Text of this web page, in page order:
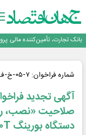
برگزاری آیین نکوداشت
منطقه‌ای
بانک تجارت، تأمین‌کننده مالی پروژه
برنده این رقابت داستان‌نویسی،
برگزاری آیین نکوداشت
منطقه‌ای
شماره فراخوان: ۷-۰۵-خ-ف
آگهی تجدید
صلاحیت «نصب،
دستگاه بورینگ Lazzati Linea T –HB۱۳۰T»